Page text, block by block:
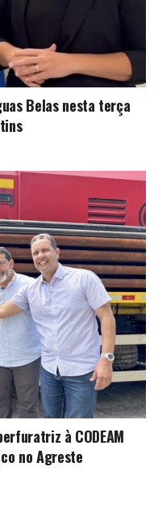
Belas nesta terça
à CODEAM
no Agreste